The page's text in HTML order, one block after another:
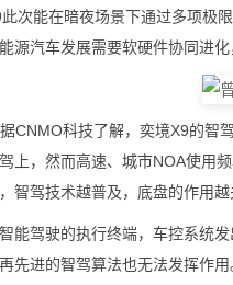
能在暗夜场景下通过多项极
源汽车发展需要软硬件协同进化
科技了解，奕境X9的智
上，然而高速、城市NOA使用
智驾技术越普及，底盘的作用越
驾驶的执行终端，车控系统发
先进的智驾算法也无法发挥作